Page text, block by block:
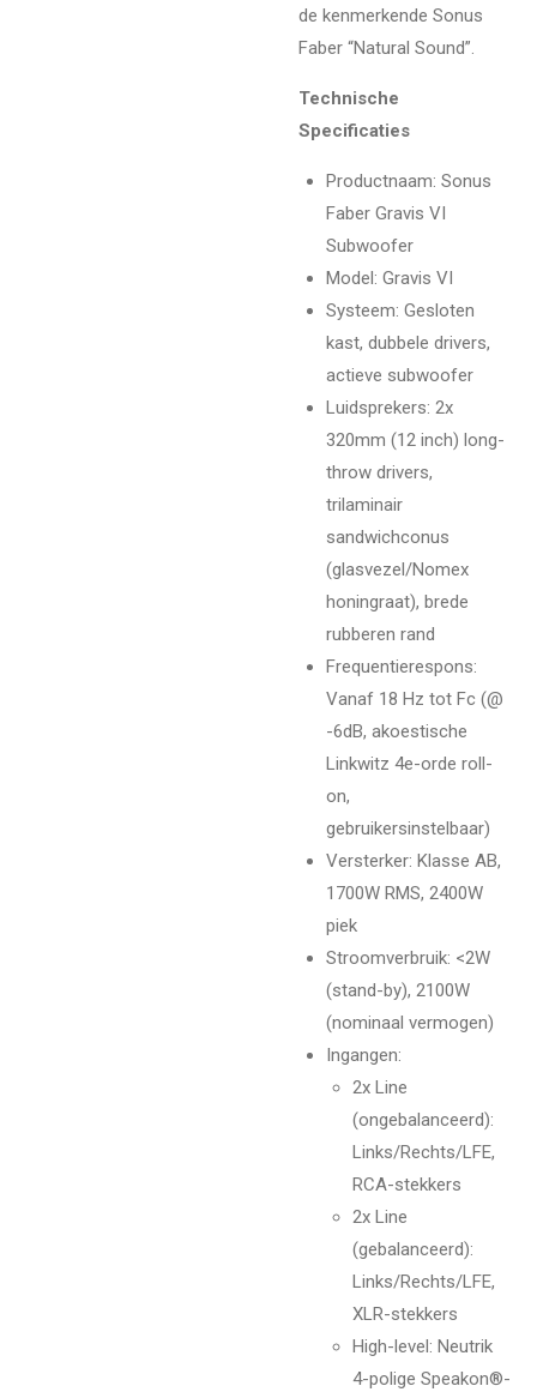
de kenmerkende Sonus
Faber “Natural Sound”.
Technische
Specificaties
Productnaam: Sonus
Faber Gravis VI
Subwoofer
Model: Gravis VI
Systeem: Gesloten
kast, dubbele drivers,
actieve subwoofer
Luidsprekers: 2x
320mm (12 inch) long-
throw drivers,
trilaminair
sandwichconus
(glasvezel/Nomex
honingraat), brede
rubberen rand
Frequentierespons:
Vanaf 18 Hz tot Fc (@
-6dB, akoestische
Linkwitz 4e-orde roll-
on,
gebruikersinstelbaar)
Versterker: Klasse AB,
1700W RMS, 2400W
piek
Stroomverbruik: <2W
(stand-by), 2100W
(nominaal vermogen)
Ingangen:
2x Line
(ongebalanceerd):
Links/Rechts/LFE,
RCA-stekkers
2x Line
(gebalanceerd):
Links/Rechts/LFE,
XLR-stekkers
High-level: Neutrik
4-polige Speakon®-